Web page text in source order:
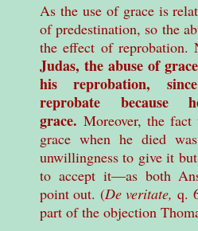
As the use of grace is
of predestination, so the
the effect of
Judas, the abuse of
his reprobation,
reprobate because
grace. Moreover, the
grace when he died
unwillingness to give it
to accept it—as both
point out. (De veritate,q.
part of the objection